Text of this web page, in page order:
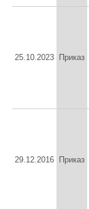
25.10.2023 Приказ
29.12.2016 Приказ